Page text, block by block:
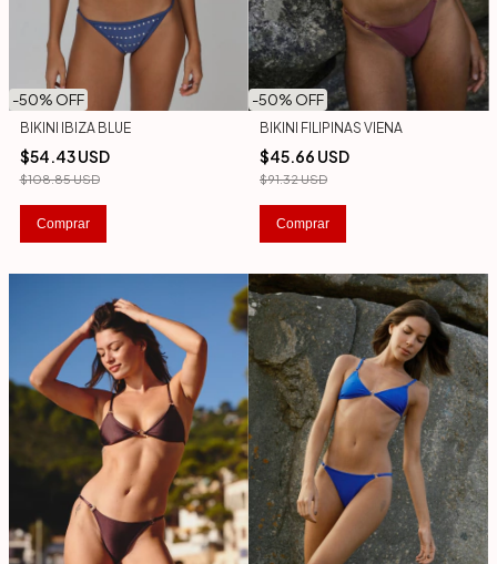
-50% OFF
BIKINI IBIZA BLUE
$54.43 USD
$108.85 USD
Comprar
-50% OFF
BIKINI FILIPINAS VIENA
$45.66 USD
$91.32 USD
Comprar